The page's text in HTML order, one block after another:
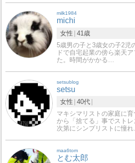
milk1984
michi
女性 41歳
5歳男の子と3歳女の子2児
ドで自宅起業の傍ら楽天
た。時間がかかる…
setsublog
setsu
女性 40代
マキシマリストの家庭に
から「捨てる」事でストレ
次第にシンプリストに憧
maa6tom
とむ太郎